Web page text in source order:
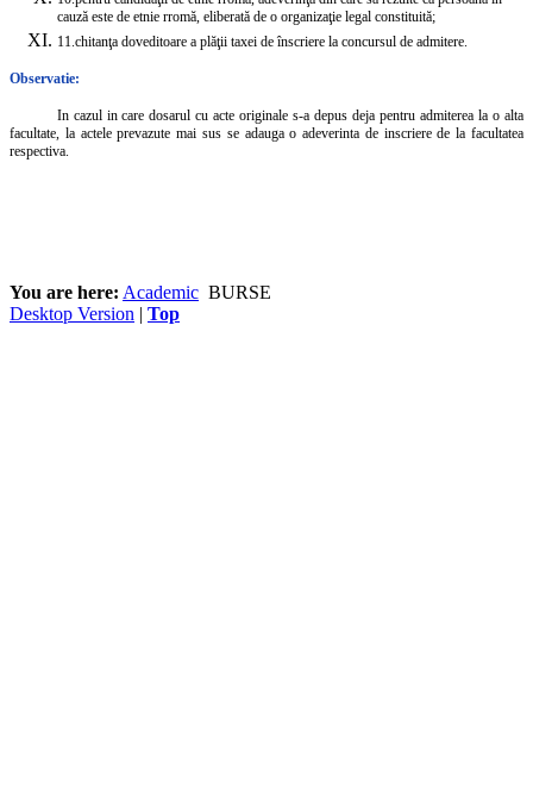
cauză este de etnie rromă, eliberată de o organizaţie legal constituită;
11. chitanţa doveditoare a plăţii taxei de înscriere la concursul de admitere.
Observatie:
In cazul in care dosarul cu acte originale s-a depus deja pentru admiterea la o alta
facultate, la actele prevazute mai sus se adauga o adeverinta de inscriere de la facultatea
respectiva.
You are here: Academic BURSE
Desktop Version | Top